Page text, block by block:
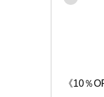
《10％